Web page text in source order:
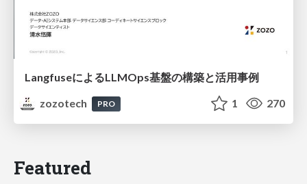
LangfuseによるLLMOps基盤の構築と活用事例
zozotech
PRO 1 270
Featured